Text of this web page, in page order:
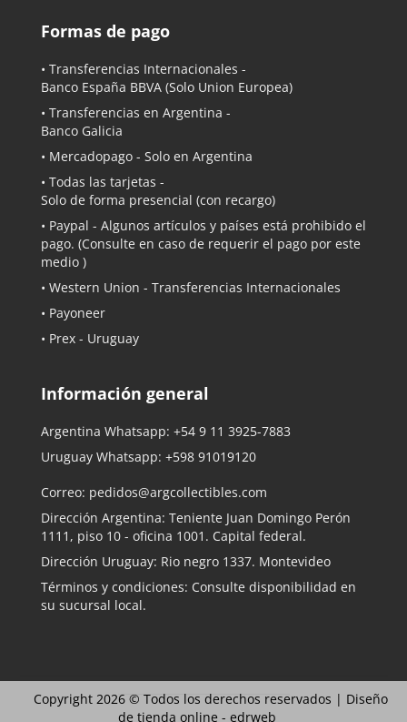
Formas de pago
• Transferencias Internacionales -
Banco España BBVA (Solo Union Europea)
• Transferencias en Argentina -
Banco Galicia
• Mercadopago - Solo en Argentina
• Todas las tarjetas -
Solo de forma presencial (con recargo)
• Paypal - Algunos artículos y países está prohibido el
pago. (Consulte en caso de requerir el pago por este
medio )
• Western Union - Transferencias Internacionales
• Payoneer
• Prex - Uruguay
Información general
Argentina Whatsapp: +54 9 11 3925-7883
Uruguay Whatsapp: +598 91019120
Correo: pedidos@argcollectibles.com
Dirección Argentina: Teniente Juan Domingo Perón
1111, piso 10 - oficina 1001. Capital federal.
Dirección Uruguay: Rio negro 1337. Montevideo
Términos y condiciones: Consulte disponibilidad en
su sucursal local.
Copyright 2026 © Todos los derechos reservados | Diseño
de tienda online - edrweb